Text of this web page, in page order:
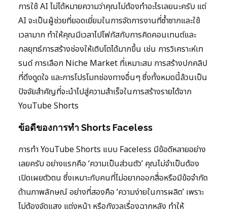
การใช้ AI ไม่ได้หมายความว่าคุณไม่ต้องทำอะไรเลยนะครับ แต่
AI จะเป็นผู้ช่วยที่ยอดเยี่ยมในการจัดการงานที่ซ้ำซากและใช้
เวลามาก ทำให้คุณมีเวลาไปโฟกัสกับการคิดคอนเทนต์และ
กลยุทธ์การสร้างช่องให้เติบโตได้มากขึ้น เช่น การวิเคราะห์เท
รนด์ การเลือก Niche Market ที่เหมาะสม การสร้างปกคลิป
ที่ดึงดูดใจ และการโปรโมทช่องทางอื่นๆ ซึ่งทั้งหมดนี้ล้วนเป็น
ปัจจัยสำคัญที่จะนำไปสู่ความสำเร็จในการสร้างรายได้จาก
YouTube Shorts
ข้อดีของการทำ Shorts Faceless
การทำ YouTube Shorts แบบ Faceless มีข้อดีหลายอย่าง
เลยครับ อย่างแรกคือ ‘ความเป็นส่วนตัว’ คุณไม่จำเป็นต้อง
เปิดเผยตัวตน ซึ่งเหมาะกับคนที่ไม่อยากออกสื่อหรือมีข้อจำกัด
ด้านภาพลักษณ์ อย่างที่สองคือ ‘ความง่ายในการผลิต’ เพราะ
ไม่ต้องจัดแสง แต่งหน้า หรือกังวลเรื่องฉากหลัง ทำให้